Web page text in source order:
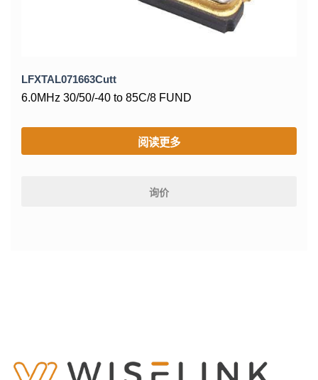
LFXTAL071663Cutt
6.0MHz 30/50/-40 to 85C/8 FUND
阅读更多
询价